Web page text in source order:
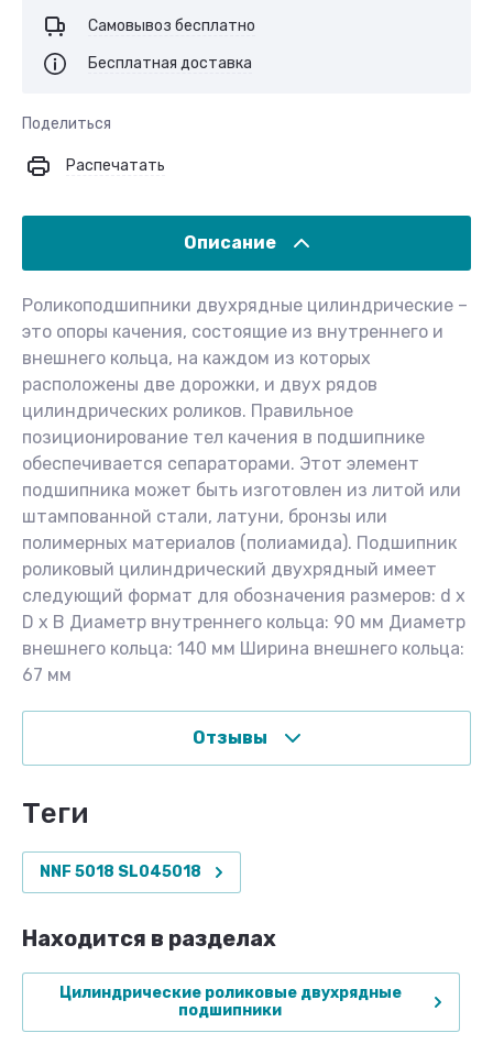
Самовывоз бесплатно
Бесплатная доставка
Поделиться
Распечатать
Описание
Роликоподшипники двухрядные цилиндрические –
это опоры качения, состоящие из внутреннего и
внешнего кольца, на каждом из которых
расположены две дорожки, и двух рядов
цилиндрических роликов. Правильное
позиционирование тел качения в подшипнике
обеспечивается сепараторами. Этот элемент
подшипника может быть изготовлен из литой или
штампованной стали, латуни, бронзы или
полимерных материалов (полиамида). Подшипник
роликовый цилиндрический двухрядный имеет
следующий формат для обозначения размеров: d x
D x B Диаметр внутреннего кольца: 90 мм Диаметр
внешнего кольца: 140 мм Ширина внешнего кольца:
67 мм
Отзывы
теги
NNF 5018 SL045018
Находится в разделах
Цилиндрические роликовые двухрядные
подшипники